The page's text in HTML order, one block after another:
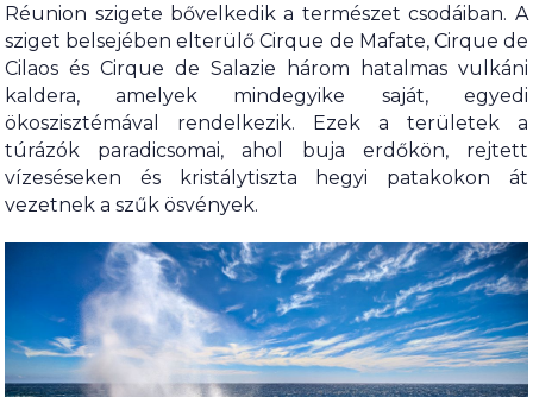
Réunion szigete bővelkedik a természet csodáiban. A
sziget belsejében elterülő Cirque de Mafate, Cirque de
Cilaos és Cirque de Salazie három hatalmas vulkáni
kaldera, amelyek mindegyike saját, egyedi
ökoszisztémával rendelkezik. Ezek a területek a
túrázók paradicsomai, ahol buja erdőkön, rejtett
vízeséseken és kristálytiszta hegyi patakokon át
vezetnek a szűk ösvények.